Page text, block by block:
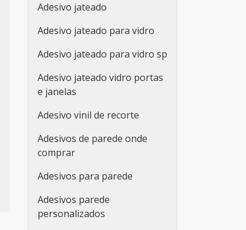
Adesivo jateado
Adesivo jateado para vidro
Adesivo jateado para vidro sp
Adesivo jateado vidro portas
e janelas
Adesivo vinil de recorte
Adesivos de parede onde
comprar
Adesivos para parede
Adesivos parede
personalizados